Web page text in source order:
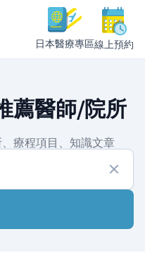
日本醫療專區線上預約
員
薦醫師/院所
療程項目、知識文章